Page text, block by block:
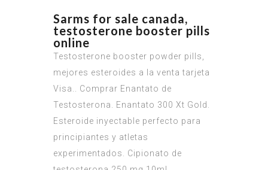
Sarms for sale canada,
testosterone booster pills
online
Testosterone booster powder pills,
mejores esteroides a la venta tarjeta
Visa.. Comprar Enantato de
Testosterona. Enantato 300 Xt Gold.
Esteroide inyectable perfecto para
principiantes y atletas
experimentados. Cipionato de